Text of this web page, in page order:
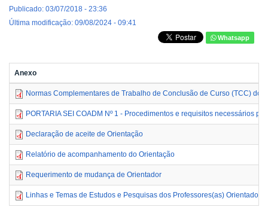
Publicado: 03/07/2018 - 23:36
Última modificação: 09/08/2024 - 09:41
Whatsapp
Anexo
Normas Complementares de Trabalho de Conclusão de Curso (TCC) do
PORTARIA SEI COADM Nº 1 - Procedimentos e requisitos necessários
Declaração de aceite de Orientação
Relatório de acompanhamento do Orientação
Requerimento de mudança de Orientador
Linhas e Temas de Estudos e Pesquisas dos Professores(as)